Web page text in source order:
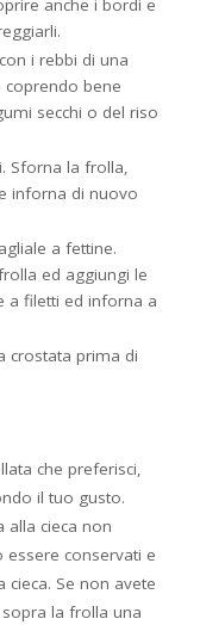
anche i bordi e
i rebbi di una
bene
secchi o del riso
Sforna la frolla,
inforna di nuovo
a fettine.
ed aggiungi le
a filetti ed inforna a
crostata prima di
che preferisci,
il tuo gusto.
alla cieca non
conservati e
Se non avete
la frolla una